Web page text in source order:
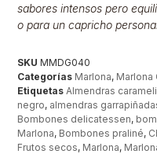
sabores intensos pero
o para un capricho
SKUMMDG040
Categorías Marlona, Marlona
Etiquetas Almendras
negro, almendras
Bombones delicatessen,
Marlona, Bombones praliné,
Frutos secos, Marlona,